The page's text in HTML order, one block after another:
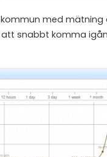
kommun med
snabbt komma